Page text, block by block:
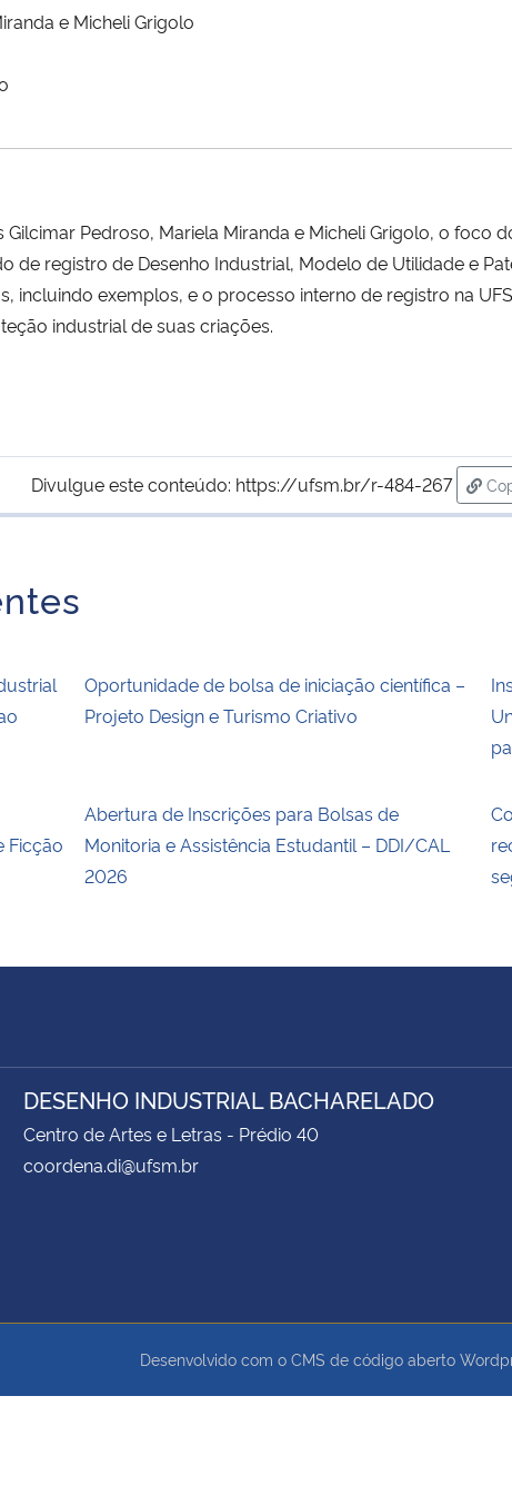
e Micheli Grigolo
Pedroso, Mariela Miranda e Micheli Grigolo, o foco
de registro de Desenho Industrial, Modelo de Utilidade e
incluindo exemplos, e o processo interno de registro na
industrial de suas criações.
Divulgue este conteúdo: https://ufsm.br/r-484-267
Oportunidade de bolsa de iniciação científica –
Projeto Design e Turismo Criativo
Ficção
Abertura de Inscrições para Bolsas de
Monitoria e Assistência Estudantil – DDI/CAL
2026
DESENHO INDUSTRIAL BACHARELADO
Centro de Artes e Letras - Prédio 40
coordena.di@ufsm.br
Desenvolvido com o CMS de código aberto